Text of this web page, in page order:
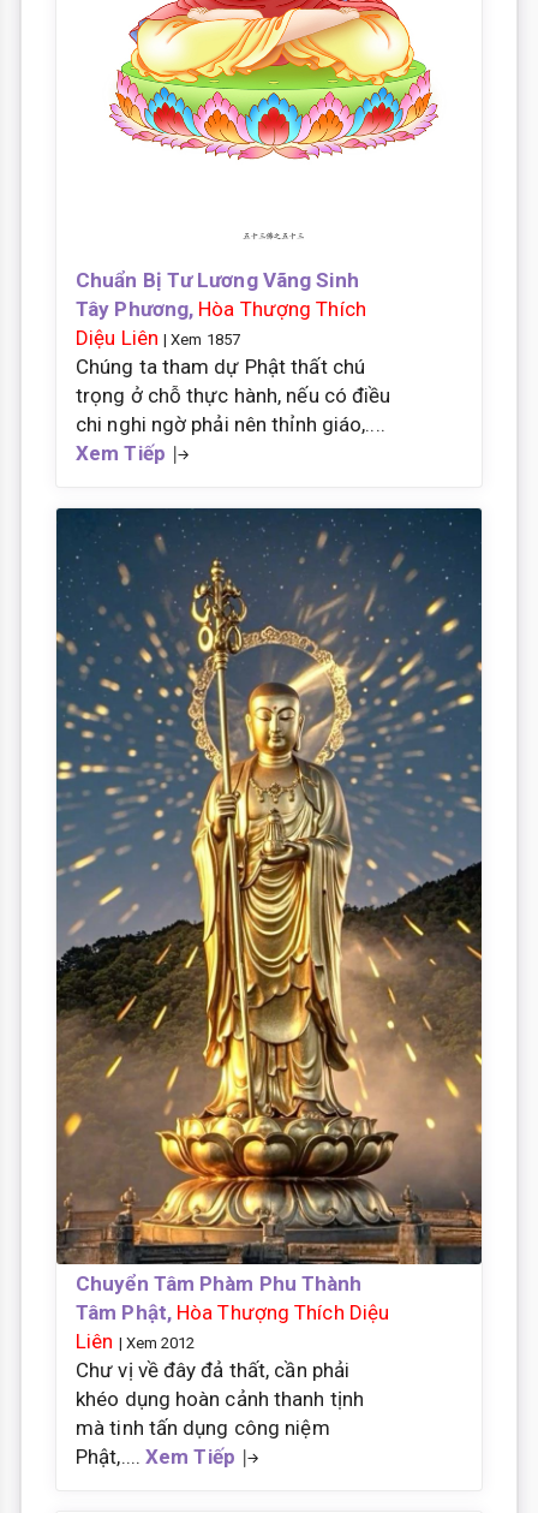
Chuẩn Bị Tư Lương Vãng Sinh
Tây Phương, Hòa Thượng Thích
Diệu Liên | Xem 1857
Chúng ta tham dự Phật thất chú
trọng ở chỗ thực hành, nếu có điều
chi nghi ngờ phải nên thỉnh giáo,....
Xem Tiếp
Chuyển Tâm Phàm Phu Thành
Tâm Phật, Hòa Thượng Thích Diệu
Liên | Xem 2012
Chư vị về đây đả thất, cần phải
khéo dụng hoàn cảnh thanh tịnh
mà tinh tấn dụng công niệm
Phật,.... Xem Tiếp